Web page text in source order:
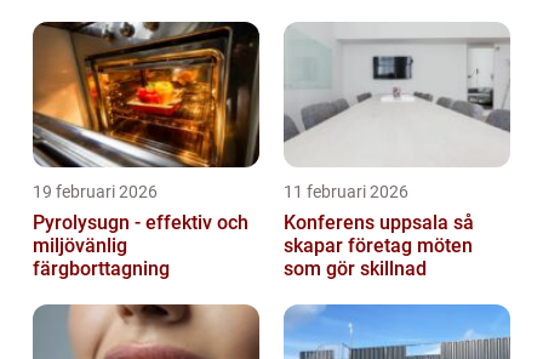
19 februari 2026
Pyrolysugn - effektiv och
miljövänlig
färgborttagning
11 februari 2026
Konferens uppsala så
skapar företag möten
som gör skillnad